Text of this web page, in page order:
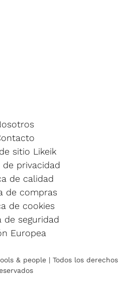
sitio Likeik
de privacidad
de calidad
de compras
de cookies
de seguridad
Europea
& people | Todos los derechos